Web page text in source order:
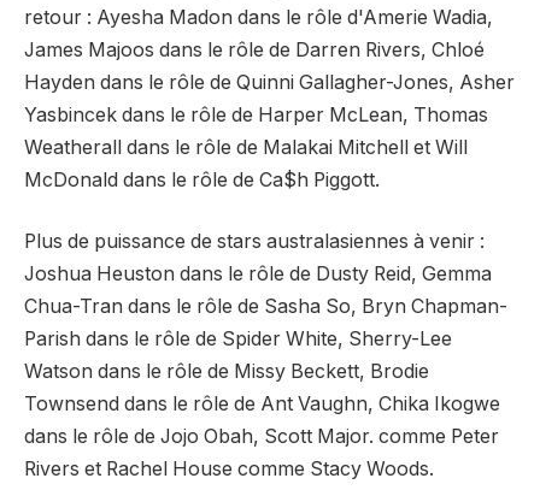
retour : Ayesha Madon dans le rôle d'Amerie Wadia,
James Majoos dans le rôle de Darren Rivers, Chloé
Hayden dans le rôle de Quinni Gallagher-Jones, Asher
Yasbincek dans le rôle de Harper McLean, Thomas
Weatherall dans le rôle de Malakai Mitchell et Will
McDonald dans le rôle de Ca$h Piggott.
Plus de puissance de stars australasiennes à venir :
Joshua Heuston dans le rôle de Dusty Reid, Gemma
Chua-Tran dans le rôle de Sasha So, Bryn Chapman-
Parish dans le rôle de Spider White, Sherry-Lee
Watson dans le rôle de Missy Beckett, Brodie
Townsend dans le rôle de Ant Vaughn, Chika Ikogwe
dans le rôle de Jojo Obah, Scott Major. comme Peter
Rivers et Rachel House comme Stacy Woods.